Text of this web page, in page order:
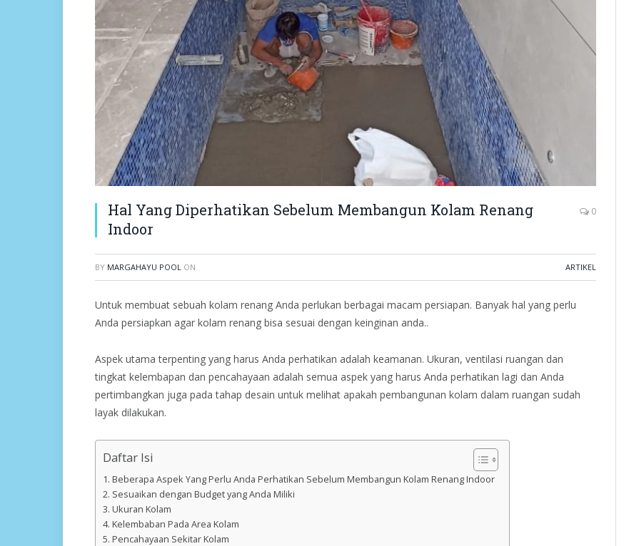
Hal Yang Diperhatikan Sebelum Membangun Kolam Renang
Indoor
0
BY MARGAHAYU POOL ON ARTIKEL
Untuk membuat sebuah kolam renang Anda perlukan berbagai macam persiapan. Banyak hal yang perlu
Anda persiapkan agar kolam renang bisa sesuai dengan keinginan anda..
Aspek utama terpenting yang harus Anda perhatikan adalah keamanan. Ukuran, ventilasi ruangan dan
tingkat kelembapan dan pencahayaan adalah semua aspek yang harus Anda perhatikan lagi dan Anda
pertimbangkan juga pada tahap desain untuk melihat apakah pembangunan kolam dalam ruangan sudah
layak dilakukan.
Daftar Isi
Beberapa Aspek Yang Perlu Anda Perhatikan Sebelum Membangun Kolam Renang Indoor
Sesuaikan dengan Budget yang Anda Miliki
Ukuran Kolam
Kelembaban Pada Area Kolam
Pencahayaan Sekitar Kolam